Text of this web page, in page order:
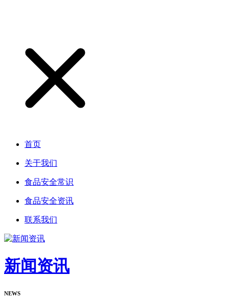
首页
关于我们
食品安全常识
食品安全资讯
联系我们
新闻资讯
NEWS